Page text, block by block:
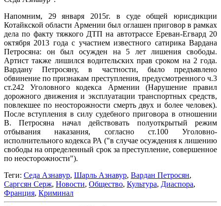
Напомним, 29 января 2015г. в суде общей юрисдикции
Котайкской области Армении был оглашен приговор в рамках
дела по факту тяжкого ДТП на автотрассе Ереван-Егвард 20
октября 2013 года с участием известного сатирика Вардана
Петросяна: он был осужден на 5 лет лишения свободы.
Артист также лишился водительских прав сроком на 2 года.
Вардану Петросяну, в частности, было предъявлено
обвинение по признакам преступления, предусмотренного ч.3
ст.242 Уголовного кодекса Армении (Нарушение правил
дорожного движения и эксплуатации транспортных средств,
повлекшее по неосторожности смерть двух и более человек).
После вступления в силу судебного приговора в отношении
В. Петросяна начал действовать полуоткрытый режим
отбывания наказания, согласно ст.100 Уголовно-
исполнительного кодекса РА ("в случае осуждения к лишению
свободы на определенный срок за преступление, совершенное
по неосторожности").
Теги: Седа Азнавур, Шарль Азнавур, Вардан Петросян,
Саргсян Серж, Новости, Общество, Культура, Диаспора,
Франция, Криминал